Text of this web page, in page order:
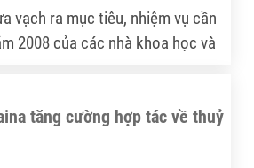
vạch ra mục tiêu, nhiệm vụ cần
2008 của các nhà khoa học và
bài toán quản lý xã hội. Còn
đề đổi mới công nghệ, nâng cao
tăng cường hợp tác về thuỷ